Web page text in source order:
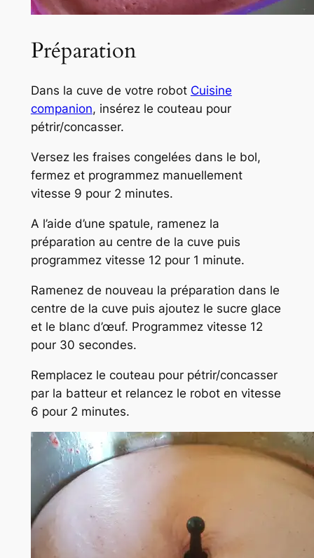
Préparation
Dans la cuve de votre robot Cuisine
companion, insérez le couteau pour
pétrir/concasser.
Versez les fraises congelées dans le bol,
fermez et programmez manuellement
vitesse 9 pour 2 minutes.
A l’aide d’une spatule, ramenez la
préparation au centre de la cuve puis
programmez vitesse 12 pour 1 minute.
Ramenez de nouveau la préparation dans le
centre de la cuve puis ajoutez le sucre glace
et le blanc d’œuf. Programmez vitesse 12
pour 30 secondes.
Remplacez le couteau pour pétrir/concasser
par la batteur et relancez le robot en vitesse
6 pour 2 minutes.